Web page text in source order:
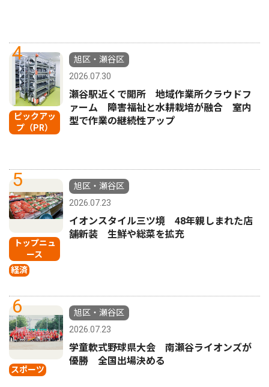
4
ピックアッ
プ（PR）
旭区・瀬谷区
2026.07.30
瀬谷駅近くで開所 地域作業所クラウドフ
ァーム 障害福祉と水耕栽培が融合 室内
型で作業の継続性アップ
5
トップニュ
ース
経済
旭区・瀬谷区
2026.07.23
イオンスタイル三ツ境 48年親しまれた店
舗新装 生鮮や総菜を拡充
6
スポーツ
旭区・瀬谷区
2026.07.23
学童軟式野球県大会 南瀬谷ライオンズが
優勝 全国出場決める